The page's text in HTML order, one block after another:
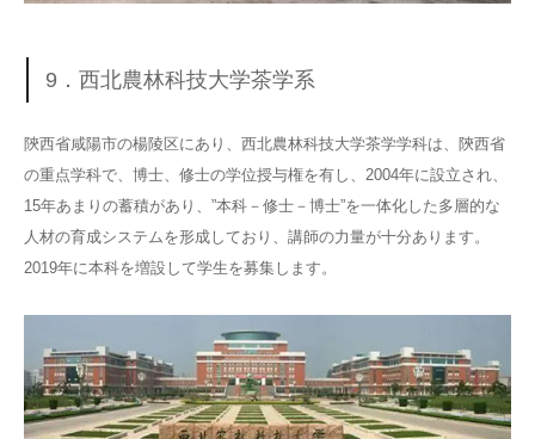
9．西北農林科技大学茶学系
陝西省咸陽市の楊陵区にあり、西北農林科技大学茶学学科は、陝西省
の重点学科で、博士、修士の学位授与権を有し、2004年に設立され、
15年あまりの蓄積があり、”本科－修士－博士”を一体化した多層的な
人材の育成システムを形成しており、講師の力量が十分あります。
2019年に本科を増設して学生を募集します。